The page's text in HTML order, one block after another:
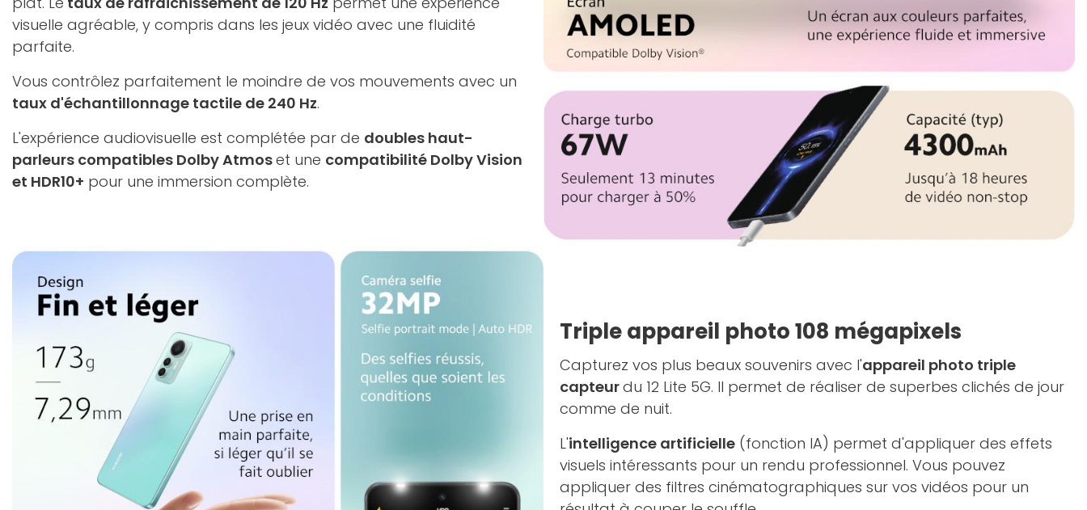
visuelle agréable, y compris dans les jeux vidéo avec une fluidité
parfaite.
Vous contrôlez parfaitement le moindre de vos mouvements avec un
taux d'échantillonnage tactile de 240 Hz.
L'expérience audiovisuelle est complétée par de doubles haut-
parleurs compatibles Dolby Atmoset une compatibilité Dolby Vision
et HDR10+ pour une immersion complète.
Triple appareil photo 108 mégapixels
Capturez vos plus beaux souvenirs avec l'appareil photo triple
capteurdu 12 Lite 5G. Il permet de réaliser de superbes clichés de jour
comme de nuit.
L'intelligence artificielle (fonction IA) permet d'appliquer des effets
visuels intéressants pour un rendu professionnel. Vous pouvez
appliquer des filtres cinématographiques sur vos vidéos pour un